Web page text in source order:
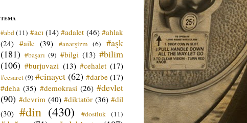
TEMA
#abd (11) #acı (14) #adalet (46) #ahlak
(24) #aile (39) #anarşizm (6)
#aşk
(181) #başarı (9) #bilgi (13) #bilim
(106) #burjuvazi (13) #cehalet (17)
#cesaret(9) #cinayet (62) #darbe (17)
#deha (35) #demokrasi (26) #devlet
(90) #devrim (40) #diktatör (36) #dil
(30) #din (430) #dostluk (11)